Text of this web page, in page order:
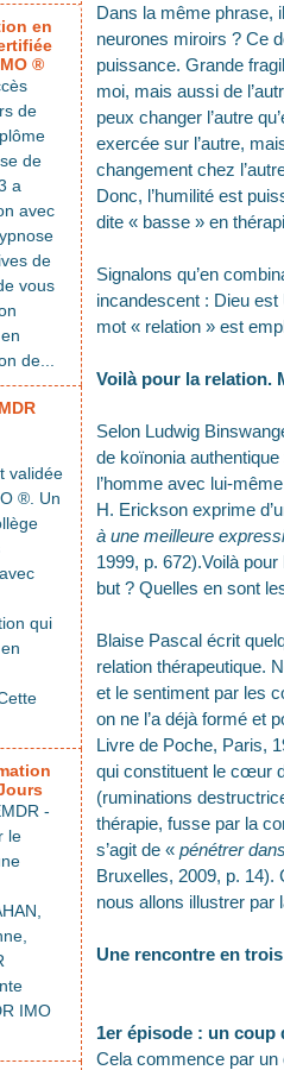
en
®
de
de
a
avec
de
vous
de...
validée
®. Un
qui
-
le
IMO
Dans la même phrase,
neurones miroirs ? Ce
puissance. Grande
moi, mais aussi de
peux changer l’autre
exercée sur l’autre,
changement chez
Donc, l’humilité est
dite « basse » en
Signalons qu’en
incandescent : Dieu
mot « relation » est
Voilà pour la relation.
Selon Ludwig
de koïnonia
l’homme avec lui-
H. Erickson exprime
à une meilleure
1999, p. 672).Voilà
but ? Quelles en sont
Blaise Pascal écrit
relation thérapeutique.
et le sentiment par les
on ne l’a déjà formé et
Livre de Poche, Paris,
qui constituent le cœur
(ruminations
thérapie, fusse par la
s’agit de « pénétrer
Bruxelles, 2009, p. 14).
nous allons illustrer par
Une rencontre en
1er épisode : un coup
Cela commence par un